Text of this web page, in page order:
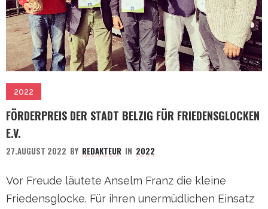
2022
FÖRDERPREIS DER STADT BELZIG FÜR FRIEDENSGLOCKEN
E.V.
27.AUGUST 2022 BY REDAKTEUR IN 2022
Vor Freude läutete Anselm Franz die kleine
Friedensglocke. Für ihren unermüdlichen Einsatz